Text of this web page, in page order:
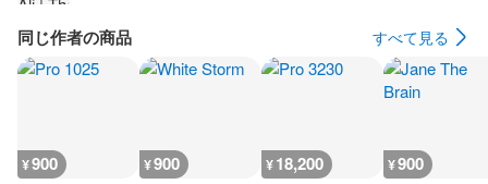
同じ作者の商品 すべて見る
¥900 ¥900 ¥18,200 ¥900